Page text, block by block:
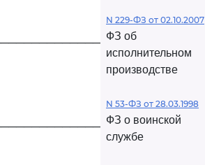
N 229-ФЗ от 02.10.2007
ФЗ об
исполнительном
производстве
N 53-ФЗ от 28.03.1998
ФЗ о воинской
службе